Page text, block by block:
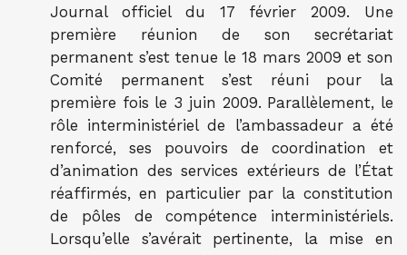
Journal officiel du 17 février 2009. Une
première réunion de son secrétariat
permanent s’est tenue le 18 mars 2009 et son
Comité permanent s’est réuni pour la
première fois le 3 juin 2009. Parallèlement, le
rôle interministériel de l’ambassadeur a été
renforcé, ses pouvoirs de coordination et
d’animation des services extérieurs de l’État
réaffirmés, en particulier par la constitution
de pôles de compétence interministériels.
Lorsqu’elle s’avérait pertinente, la mise en